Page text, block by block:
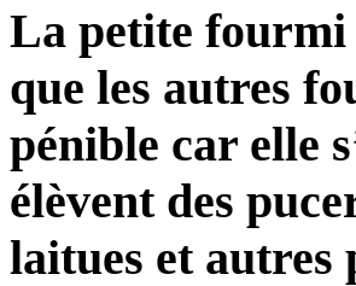
La petite fourmi
que les autres
pénible car elle
élèvent des
laitues et autres